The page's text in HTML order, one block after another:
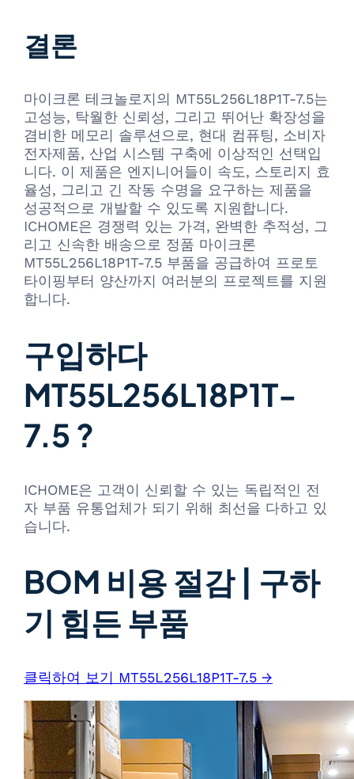
결론
마이크론 테크놀로지의 MT55L256L18P1T-7.5는
고성능, 탁월한 신뢰성, 그리고 뛰어난 확장성을
겸비한 메모리 솔루션으로, 현대 컴퓨팅, 소비자
전자제품, 산업 시스템 구축에 이상적인 선택입
니다. 이 제품은 엔지니어들이 속도, 스토리지 효
율성, 그리고 긴 작동 수명을 요구하는 제품을
성공적으로 개발할 수 있도록 지원합니다.
ICHOME은 경쟁력 있는 가격, 완벽한 추적성, 그
리고 신속한 배송으로 정품 마이크론
MT55L256L18P1T-7.5 부품을 공급하여 프로토
타이핑부터 양산까지 여러분의 프로젝트를 지원
합니다.
구입하다
MT55L256L18P1T-
7.5 ?
ICHOME은 고객이 신뢰할 수 있는 독립적인 전
자 부품 유통업체가 되기 위해 최선을 다하고 있
습니다.
BOM 비용 절감 | 구하
기 힘든 부품
클릭하여 보기 MT55L256L18P1T-7.5 →